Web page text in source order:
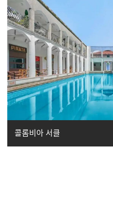
콜롬비아 서클